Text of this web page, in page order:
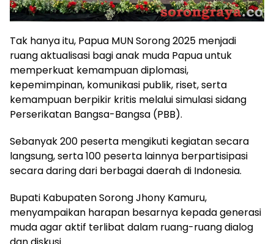
Tak hanya itu, Papua MUN Sorong 2025 menjadi
ruang aktualisasi bagi anak muda Papua untuk
memperkuat kemampuan diplomasi,
kepemimpinan, komunikasi publik, riset, serta
kemampuan berpikir kritis melalui simulasi sidang
Perserikatan Bangsa-Bangsa (PBB).
Sebanyak 200 peserta mengikuti kegiatan secara
langsung, serta 100 peserta lainnya berpartisipasi
secara daring dari berbagai daerah di Indonesia.
Bupati Kabupaten Sorong Jhony Kamuru,
menyampaikan harapan besarnya kepada generasi
muda agar aktif terlibat dalam ruang-ruang dialog